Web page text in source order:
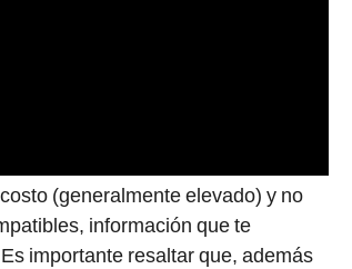
(generalmente elevado) y no
información que te
importante resaltar que, además